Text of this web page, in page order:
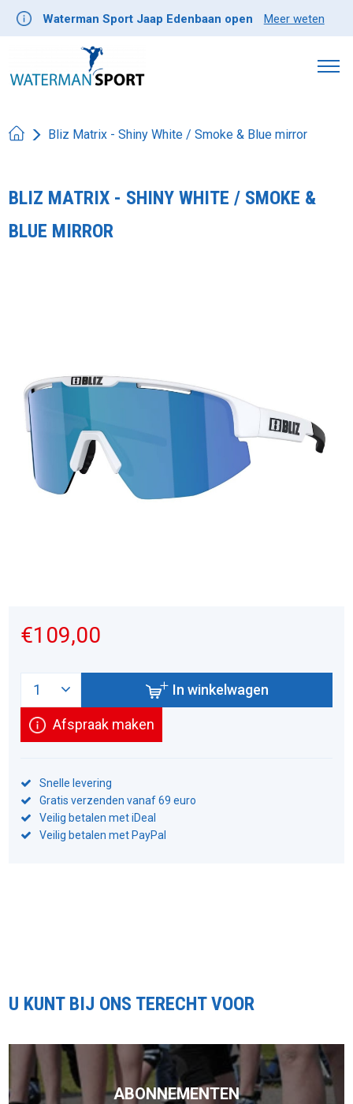
Waterman Sport Jaap Edenbaan open Meer weten
Bliz Matrix - Shiny White / Smoke & Blue mirror
BLIZ MATRIX - SHINY WHITE / SMOKE &
BLUE MIRROR
€109,00
In winkelwagen
Afspraak maken
Snelle levering
Gratis verzenden vanaf 69 euro
Veilig betalen met iDeal
Veilig betalen met PayPal
U KUNT BIJ ONS TERECHT VOOR
ABONNEMENTEN